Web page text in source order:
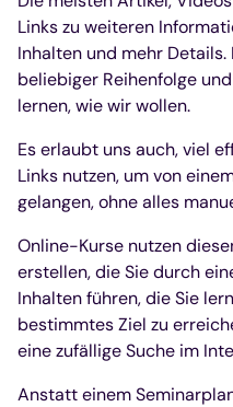
Links zu weiteren
Inhalten und mehr
beliebiger Reihenfolge
lernen, wie wir wollen.
Es erlaubt uns auch, viel
Links nutzen, um von
gelangen, ohne alles
Online-Kurse nutzen
erstellen, die Sie durch
Inhalten führen, die Sie
bestimmtes Ziel zu
eine zufällige Suche im
Anstatt einem